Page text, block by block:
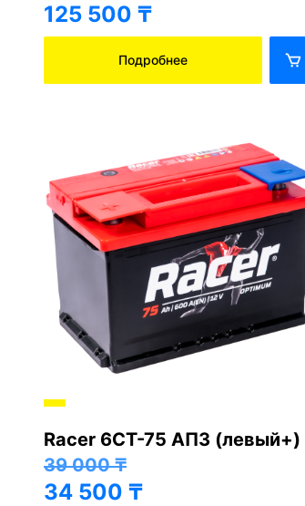
125 500 ₸
Подробнее
Racer 6СТ-75 АПЗ (левый+)
39 000₸
34 500 ₸